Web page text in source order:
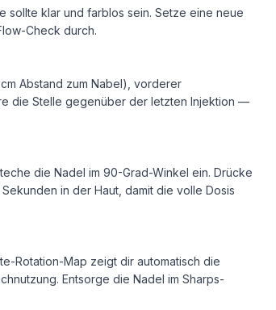
sollte klar und farblos sein. Setze eine neue
Check durch.
Abstand zum Nabel), vorderer
die Stelle gegenüber der letzten Injektion —
die Nadel im 90-Grad-Winkel ein. Drücke
in der Haut, damit die volle Dosis
Rotation-Map zeigt dir automatisch die
Entsorge die Nadel im Sharps-